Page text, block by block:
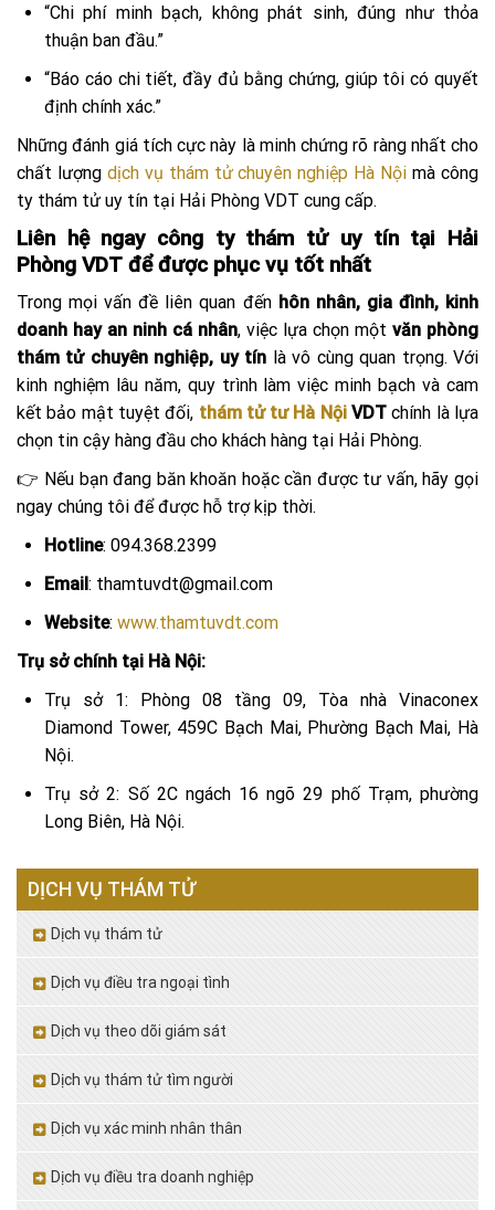
“Chi phí minh bạch, không phát sinh, đúng như thỏa
thuận ban đầu.”
“Báo cáo chi tiết, đầy đủ bằng chứng, giúp tôi có quyết
định chính xác.”
Những đánh giá tích cực này là minh chứng rõ ràng nhất cho
chất lượng dịch vụ thám tử chuyên nghiệp Hà Nội mà công
ty thám tử uy tín tại Hải Phòng VDT cung cấp.
Liên hệ ngay công ty thám tử uy tín tại Hải
Phòng VDT để được phục vụ tốt nhất
Trong mọi vấn đề liên quan đến hôn nhân, gia đình, kinh
doanh hay an ninh cá nhân, việc lựa chọn một văn phòng
thám tử chuyên nghiệp, uy tín là vô cùng quan trọng. Với
kinh nghiệm lâu năm, quy trình làm việc minh bạch và cam
kết bảo mật tuyệt đối, thám tử tư Hà NộiVDT chính là lựa
chọn tin cậy hàng đầu cho khách hàng tại Hải Phòng.
👉 Nếu bạn đang băn khoăn hoặc cần được tư vấn, hãy gọi
ngay chúng tôi để được hỗ trợ kịp thời.
Hotline: 094.368.2399
Email : thamtuvdt@gmail.com
Website: www.thamtuvdt.com
Trụ sở chính tại Hà Nội:
Trụ sở 1: Phòng 08 tầng 09, Tòa nhà Vinaconex
Diamond Tower, 459C Bạch Mai, Phường Bạch Mai, Hà
Nội.
Trụ sở 2: Số 2C ngách 16 ngõ 29 phố Trạm, phường
Long Biên, Hà Nội.
DỊCH VỤ THÁM TỬ
Dịch vụ thám tử
Dịch vụ điều tra ngoại tình
Dịch vụ theo dõi giám sát
Dịch vụ thám tử tìm người
Dịch vụ xác minh nhân thân
Dịch vụ điều tra doanh nghiệp